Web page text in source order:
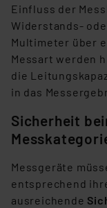
Beurteilung der
insbesondere
verbundenen
Impressum|
Einfluss der
Widerstands-
Multimeter über
Messart werden
die
in das
Sicherheit
Messgeräte
entsprechend
ausreichende